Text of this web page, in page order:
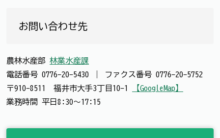
お問い合わせ先
農林水産部 林業水産課
電話番号 0776-20-5430 ファクス番号 0776-20-5752
〒910-8511 福井市大手3丁目10-1
【GoogleMap】
業務時間 平日8:30～17:15